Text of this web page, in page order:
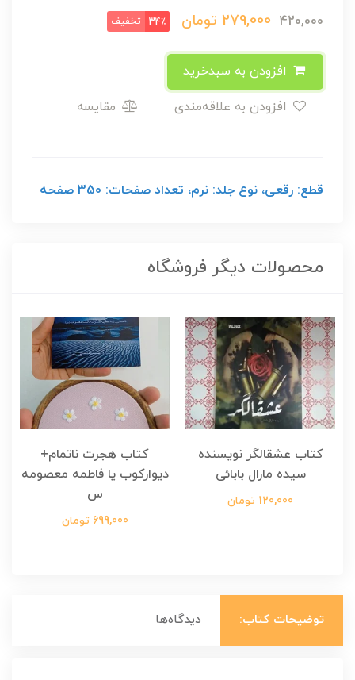
420,000
279,000 تومان 34٪ تخفیف
مقایسه
قطع: رقعی، نوع جلد: نرم، تعداد صفحات: 350 صفحه
محصولات دیگر فروشگاه
کتاب هجرت ناتمام+
دیوارکوب یا فاطمه معصومه
س
کتاب هجرت ناتمام نویسنده
مصطفی مدملی
125,000 تومان
توضیحات کتاب: دیدگاه‌ها